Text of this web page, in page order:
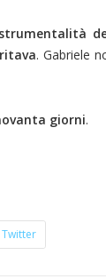
strumentalità
. Gabriele
giorni.
Twitter